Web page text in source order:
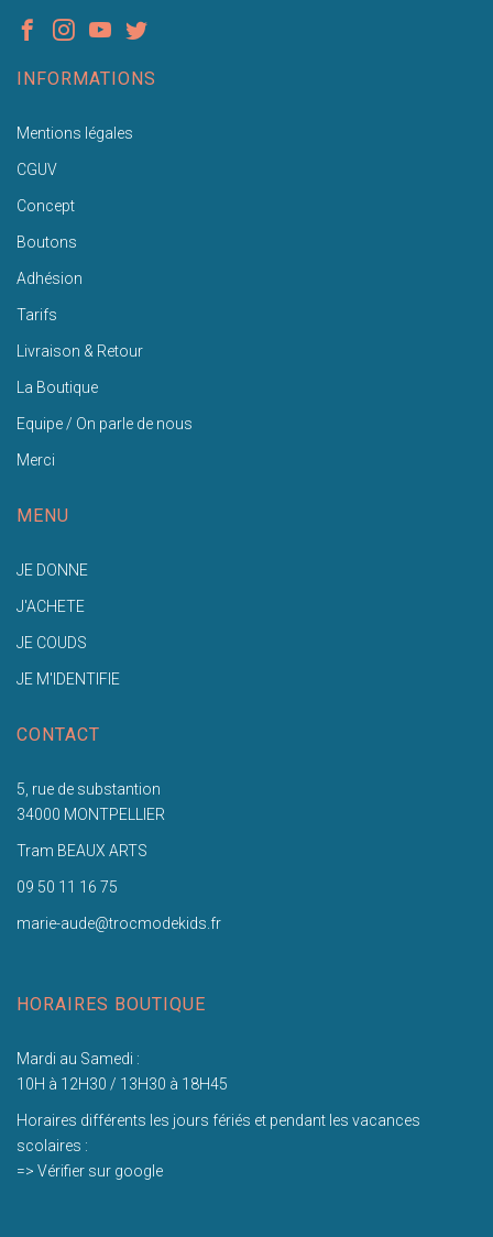
INFORMATIONS
Mentions légales
CGUV
Concept
Boutons
Adhésion
Tarifs
Livraison & Retour
La Boutique
Equipe / On parle de nous
Merci
MENU
JE DONNE
J'ACHETE
JE COUDS
JE M'IDENTIFIE
CONTACT
5, rue de substantion
34000 MONTPELLIER
Tram BEAUX ARTS
09 50 11 16 75
marie-aude@trocmodekids.fr
HORAIRES BOUTIQUE
Mardi au Samedi :
10H à 12H30 / 13H30 à 18H45
Horaires différents les jours fériés et pendant les vacances
scolaires :
=> Vérifier sur google